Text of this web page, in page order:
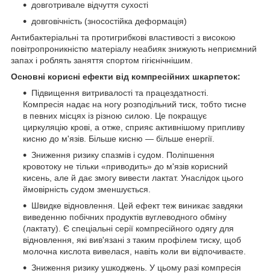
довготривале відчуття сухості
довговічність (зносостійка деформація)
Антибактеріальні та протигрибкові властивості з високою
повітропроникністю матеріалу неабияк знижують неприємний
запах і роблять заняття спортом гігієнічнішим.
Основні корисні ефекти від компресійних шкарпеток:
Підвищення витривалості та працездатності.
Компресія надає на ногу розподільний тиск, тобто тисне
в певних місцях із різною силою. Це покращує
циркуляцію крові, а отже, сприяє активнішому припливу
кисню до м'язів. Більше кисню — більше енергії.
Зниження ризику спазмів і судом. Поліпшення
кровотоку не тільки «приводить» до м'язів корисний
кисень, але й дає змогу вивести лактат. Унаслідок цього
ймовірність судом зменшується.
Швидке відновлення. Цей ефект теж виникає завдяки
виведенню побічних продуктів вуглеводного обміну
(лактату). Є спеціальні серії компресійного одягу для
відновлення, які вив'язані з таким профілем тиску, щоб
молочна кислота вивелася, навіть коли ви відпочиваєте.
Зниження ризику ушкоджень. У цьому разі компресія